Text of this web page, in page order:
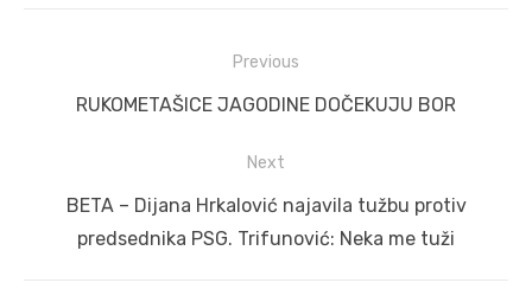
navigation
Previous
Previous
RUKOMETAŠICE JAGODINE DOČEKUJU BOR
Next
NextBETA – Dijana Hrkalović najavila tužbu protiv
predsednika PSG. Trifunović: Neka me tuži